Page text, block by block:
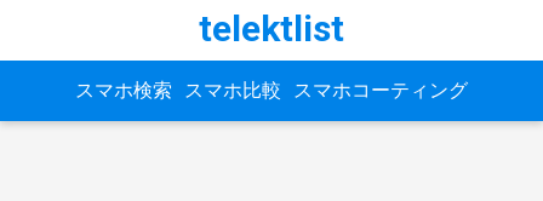
telektlist
スマホ検索 スマホ比較 スマホコーティング